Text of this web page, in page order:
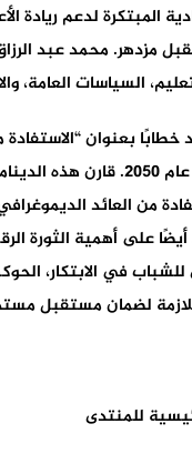
المبتكرة لدعم
مزدهر. محمد عبد
السياسات العامة،
لحسن حداد خطابًا
سيصل إلى 830 مليون
للشباب في الابتكار،
لضمان مستقبل
للمنتدى